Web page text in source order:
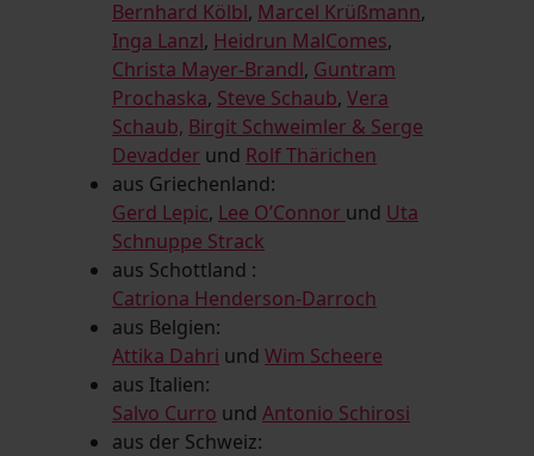
Bernhard Kölbl, Marcel Krüßmann,
Inga Lanzl, Heidrun MalComes,
Christa Mayer-Brandl, Guntram
Prochaska, Steve Schaub, Vera
Schaub, Birgit Schweimler & Serge
Devadder und Rolf Thärichen
aus Griechenland:
Gerd Lepic, Lee O’Connor und Uta
Schnuppe Strack
aus Schottland :
Catriona Henderson-Darroch
aus Belgien:
Attika Dahri und Wim Scheere
aus Italien:
Salvo Curro und Antonio Schirosi
aus der Schweiz: